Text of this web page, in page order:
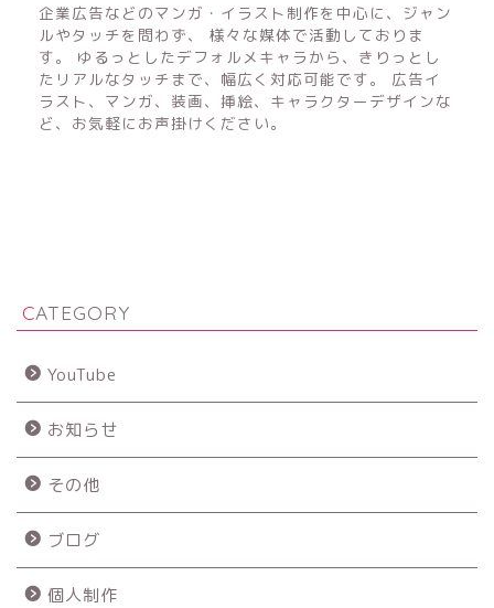
企業広告などのマンガ・イラスト制作を中心に、ジャン
ルやタッチを問わず、 様々な媒体で活動しておりま
す。 ゆるっとしたデフォルメキャラから、きりっとし
たリアルなタッチまで、幅広く対応可能です。 広告イ
ラスト、マンガ、装画、挿絵、キャラクターデザインな
ど、お気軽にお声掛けください。
CATEGORY
YouTube
お知らせ
その他
ブログ
個人制作